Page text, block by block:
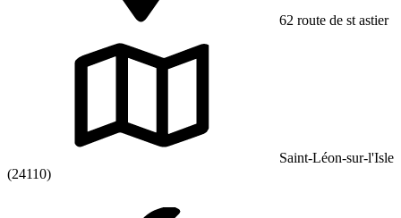
62 route de st astier
Saint-Léon-sur-l'Isle
(24110)